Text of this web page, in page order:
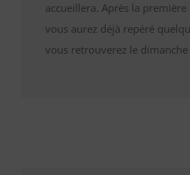
accueillera. Après la
vous aurez déjà repéré
vous retrouverez le